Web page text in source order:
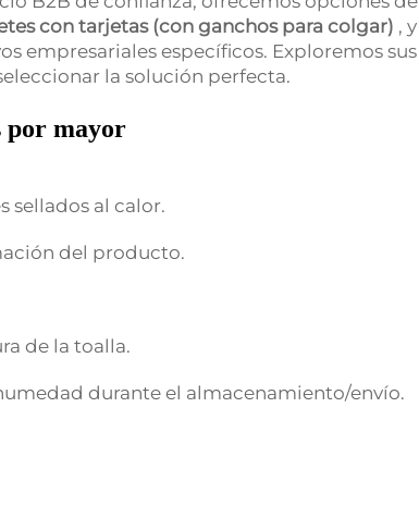
con tarjetas (con ganchos para colgar) , y
empresariales específicos. Exploremos sus
la solución perfecta.
por mayor
sellados al calor.
del producto.
de la toalla.
durante el almacenamiento/envío.